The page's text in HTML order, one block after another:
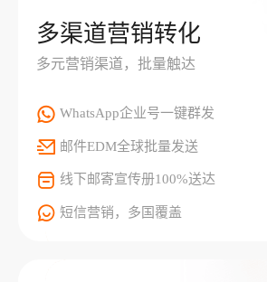
多渠道营销转化
多元营销渠道，批量触达
WhatsApp企业号一键群发
邮件EDM全球批量发送
线下邮寄宣传册100%送达
短信营销，多国覆盖